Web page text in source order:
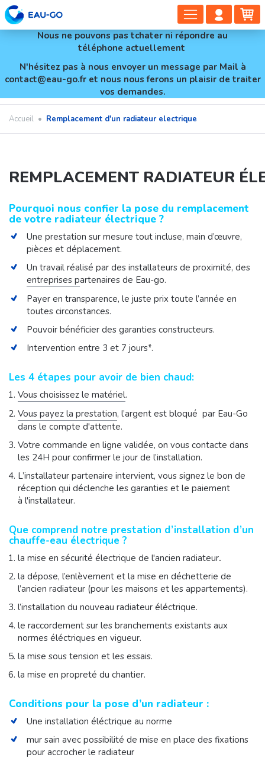
Nous ne pouvons pas tchater ni répondre au
téléphone actuellement
N'hésitez pas à nous envoyer un message par Mail à
contact@eau-go.fr et nous nous ferons un plaisir de traiter
vos demandes.
DÉPLIER
LA
Accueil • Remplacement d'un radiateur electrique
REMPLACEMENT RADIATEUR
Pourquoi nous confier la pose du remplacement
de votre radiateur électrique ?
Une prestation sur mesure tout incluse, main d’œuvre,
pièces et déplacement.
Un travail réalisé par des installateurs de proximité, des
entreprises partenaires de Eau-go.
Payer en transparence, le juste prix toute l’année en
toutes circonstances.
Pouvoir bénéficier des garanties constructeurs.
Intervention entre 3 et 7 jours*.
Les 4 étapes pour avoir de bien chaud:
Vous choisissez le matériel.
Vous payez la prestation, l’argent est bloqué par Eau-Go
dans le compte d'attente.
Votre commande en ligne validée, on vous contacte dans
les 24H pour confirmer le jour de l’installation.
L’installateur partenaire intervient, vous signez le bon de
réception qui déclenche les garanties et le paiement
à l'installateur.
Que comprend notre prestation d’installation d’un
chauffe-eau électrique ?
la mise en sécurité électrique de l'ancien radiateur.
la dépose, l’enlèvement et la mise en déchetterie de
l’ancien radiateur (pour les maisons et les appartements).
l’installation du nouveau radiateur éléctrique.
le raccordement sur les branchements existants aux
normes éléctriques en vigueur.
la mise sous tension et les essais.
la mise en propreté du chantier.
Conditions pour la pose d’un radiateur :
Une installation éléctrique au norme
mur sain avec possibilité de mise en place des fixations
pour accrocher le radiateur